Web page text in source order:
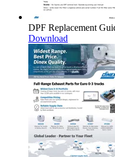
DPF Replacement
Download